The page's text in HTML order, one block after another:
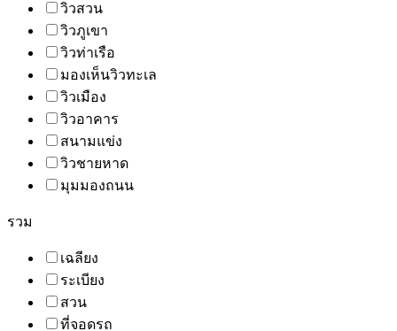
วิวสวน
วิวภูเขา
วิวท่าเรือ
มองเห็นวิวทะเล
วิวเมือง
วิวอาคาร
สนามแข่ง
วิวชายหาด
มุมมองถนน
รวม
เฉลียง
ระเบียง
สวน
ที่จอดรถ